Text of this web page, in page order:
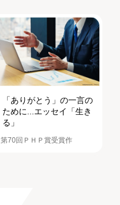
「ありがとう」の一言の
ために...エッセイ「生き
る」
第70回ＰＨＰ賞受賞作